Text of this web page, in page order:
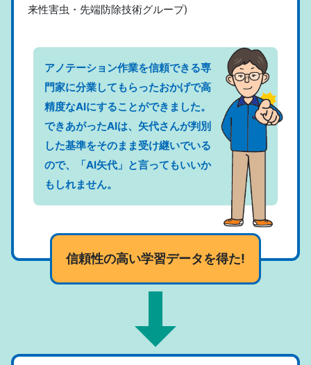
来性害虫・先端防除技術グループ)
アノテーション作業を信頼できる専
門家に分業してもらったおかげで高
精度なAIにすることができました。
できあがったAIは、矢代さんが判別
した基準をそのまま受け継いでいる
ので、「AI矢代」と言ってもいいか
もしれません。
信頼性の高い学習データを得た!